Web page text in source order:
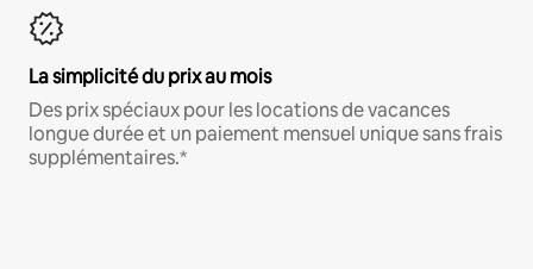
La simplicité du prix au mois
Des prix spéciaux pour les locations de vacances
longue durée et un paiement mensuel unique sans frais
supplémentaires.*